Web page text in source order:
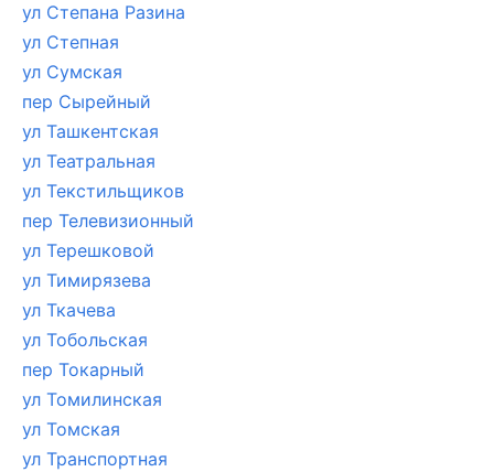
ул Степана Разина
ул Степная
ул Сумская
пер Сырейный
ул Ташкентская
ул Театральная
ул Текстильщиков
пер Телевизионный
ул Терешковой
ул Тимирязева
ул Ткачева
ул Тобольская
пер Токарный
ул Томилинская
ул Томская
ул Транспортная